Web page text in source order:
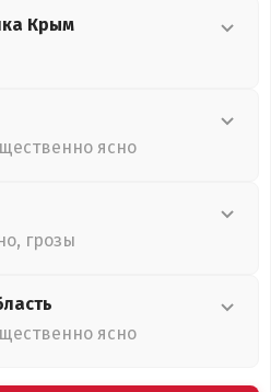
Крым
ясно
грозы
ясно